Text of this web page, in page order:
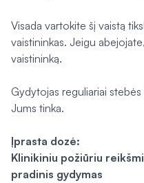
Visada vartokite šį vaistą
vaistininkas. Jeigu
vaistininką.
Gydytojas reguliariai
Jums tinka.
Įprasta dozė:
Klinikiniu požiūriu
pradinis gydymas